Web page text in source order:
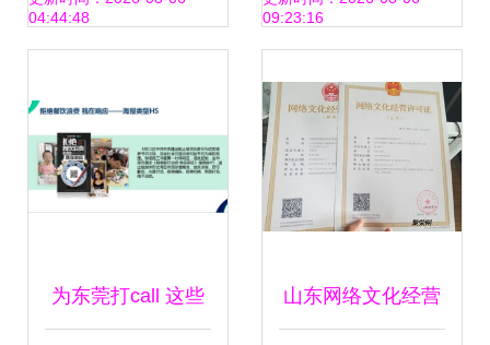
04:44:48
09:23:16
为东莞打call 这些 山东网络文化经营